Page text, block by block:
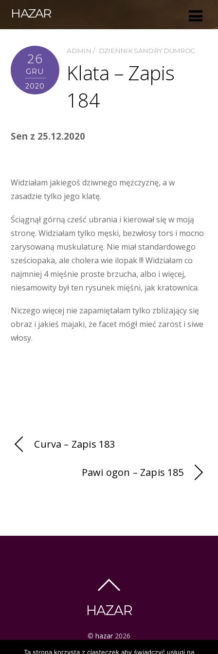
HAZAR
26
GRU
2020
ADMIN DZIENNIK SANDRY DUMROC
Klata – Zapis
184
Sen z 25.12.2020
Widziałam jakiegoś dziwnego mężczyznę, a w
zasadzie tylko jego klatę.
Ściągnął górną cześć ubrania i kierował się w moją
stronę. Widziałam tylko męski, bezwłosy tors i mocno
zarysowaną muskulaturę. Nie miał standardowego
sześciopaka, ale cholera wie ilopak !!! Widziałam co
najmniej 4 mięśnie proste brzucha, albo i więcej,
niesamowity był ten rysunek mięśni, jak kratownica.
Niczego więcej nie zapamiętałam tylko zbliżający się
obraz i jakieś majaki, że facet mógł mieć zarost i siwe
włosy.
Curva – Zapis 183
Pawi ogon – Zapis 185
HAZAR
© hazar 2026
ezoteryka | tarot | mistyka
Ta strona korzysta z ciasteczek aby świadczyć usługi na